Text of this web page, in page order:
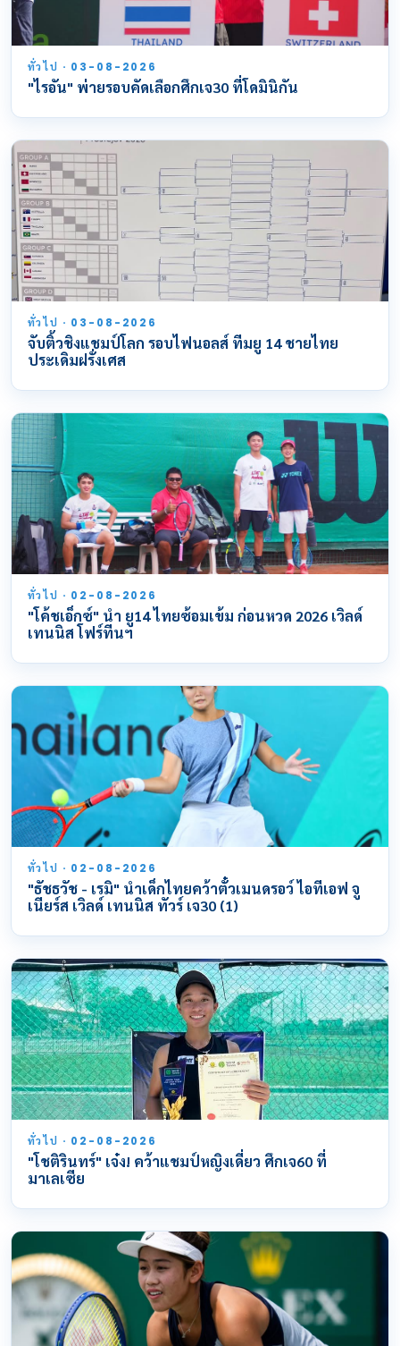
ทั่วไป · 03-08-2026
"ไรอัน" พ่ายรอบคัดเลือกศึกเจ30 ที่โดมินิกัน
ทั่วไป · 03-08-2026
จับติ้วชิงแชมป์โลก รอบไฟนอลส์ ทีมยู 14 ชายไทย
ประเดิมฝรั่งเศส
ทั่วไป · 02-08-2026
"โค้ชเอ็กซ์" นำ ยู14 ไทยซ้อมเข้ม ก่อนหวด 2026 เวิลด์
เทนนิส โฟร์ทีนฯ
ทั่วไป · 02-08-2026
"ธัชธวัช - เรมิ" นำเด็กไทยคว้าตั๋วเมนดรอว์ ไอทีเอฟ จู
เนียร์ส เวิลด์ เทนนิส ทัวร์ เจ30 (1)
ทั่วไป · 02-08-2026
"โชติรินทร์" เจ๋ง! คว้าแชมป์หญิงเดี่ยว ศึกเจ60 ที่
มาเลเซีย